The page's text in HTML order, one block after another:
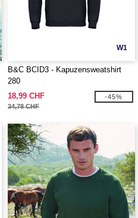
W1
B&C BCID3 - Kapuzensweatshirt
280
18,99 CHF
34,78 CHF
-45%